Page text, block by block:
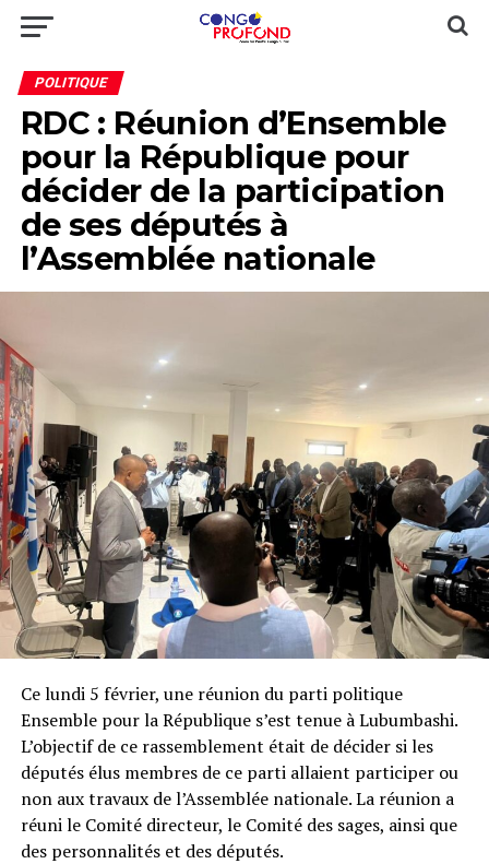
POLITIQUE
RDC : Réunion d’Ensemble
pour la République pour
décider de la participation
de ses députés à
l’Assemblée nationale
Ce lundi 5 février, une réunion du parti politique
Ensemble pour la République s’est tenue à Lubumbashi.
L’objectif de ce rassemblement était de décider si les
députés élus membres de ce parti allaient participer ou
non aux travaux de l’Assemblée nationale. La réunion a
réuni le Comité directeur, le Comité des sages, ainsi que
des personnalités et des députés.